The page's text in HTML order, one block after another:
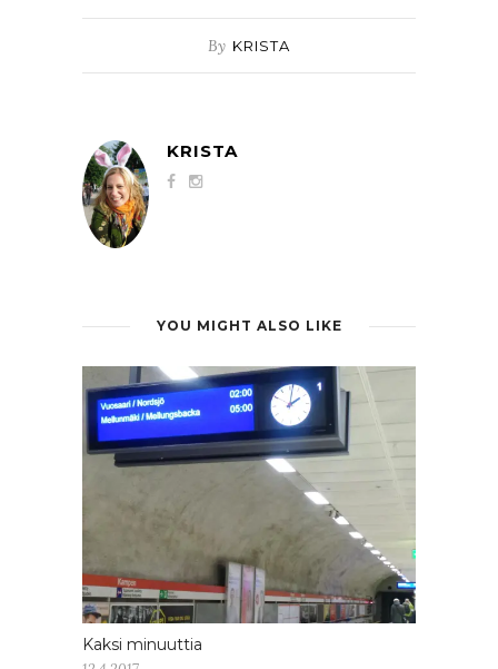
By KRISTA
KRISTA
YOU MIGHT ALSO LIKE
Kaksi minuuttia